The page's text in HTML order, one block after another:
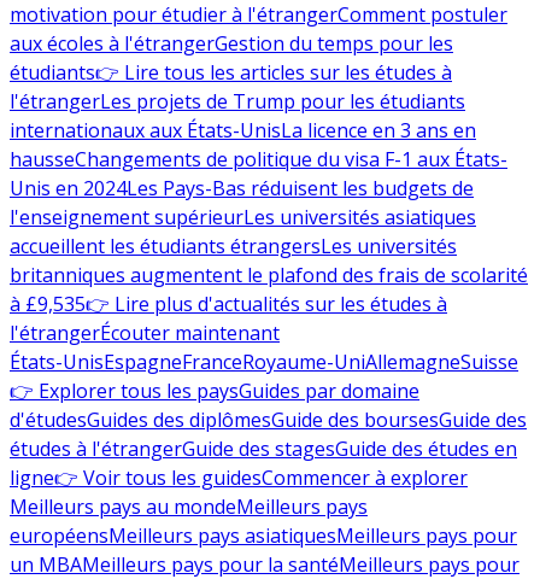
motivation pour étudier à l'étrangerComment postuler
aux écoles à l'étrangerGestion du temps pour les
étudiants👉 Lire tous les articles sur les études à
l'étrangerLes projets de Trump pour les étudiants
internationaux aux États-UnisLa licence en 3 ans en
hausseChangements de politique du visa F-1 aux États-
Unis en 2024Les Pays-Bas réduisent les budgets de
l'enseignement supérieurLes universités asiatiques
accueillent les étudiants étrangersLes universités
britanniques augmentent le plafond des frais de scolarité
à £9,535👉 Lire plus d'actualités sur les études à
l'étrangerÉcouter maintenant
États-UnisEspagneFranceRoyaume-UniAllemagneSuisse
👉 Explorer tous les paysGuides par domaine
d'étudesGuides des diplômesGuide des boursesGuide des
études à l'étrangerGuide des stagesGuide des études en
ligne👉 Voir tous les guidesCommencer à explorer
Meilleurs pays au mondeMeilleurs pays
européensMeilleurs pays asiatiquesMeilleurs pays pour
un MBAMeilleurs pays pour la santéMeilleurs pays pour